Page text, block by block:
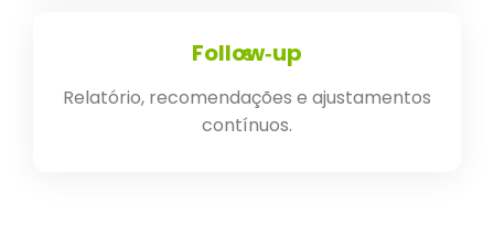
5
Follow‑up
Relatório, recomendações e ajustamentos
contínuos.